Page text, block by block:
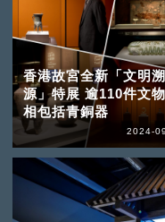
香港故宮全新「文明溯
源」特展 逾110件文
相包括青銅器
2024-